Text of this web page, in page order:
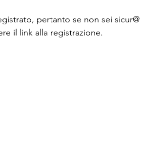
pertanto se non sei
il link alla registrazione.